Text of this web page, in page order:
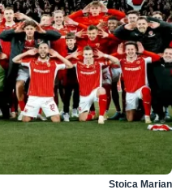
Stoica Marian